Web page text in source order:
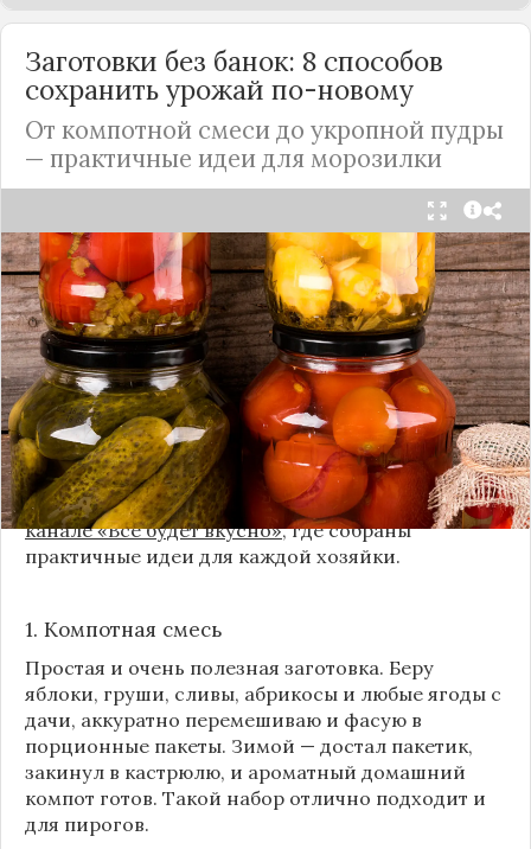
Заготовки без банок: 8 способов
сохранить урожай по-новому
От компотной смеси до укропной пудры
— практичные идеи для морозилки
Каждый год, когда приходит пора богатого
урожая, я стараюсь сохранить максимум летних
витаминов. Закатки в банки — это, безусловно,
классика, которая никуда не уходит из нашей
жизни. Но современный подход к хранению
продуктов показывает, что есть и более простые,
быстрые и удобные способы.
Сегодня я делюсь своими любимыми рецептами
без банок и долгих стерилизаций. Подробнее и с
пошаговыми инструкциями их можно найти на
канале «Все будет вкусно», где собраны
практичные идеи для каждой хозяйки.
1. Компотная смесь
Простая и очень полезная заготовка. Беру
яблоки, груши, сливы, абрикосы и любые ягоды с
дачи, аккуратно перемешиваю и фасую в
порционные пакеты. Зимой — достал пакетик,
закинул в кастрюлю, и ароматный домашний
компот готов. Такой набор отлично подходит и
для пирогов.